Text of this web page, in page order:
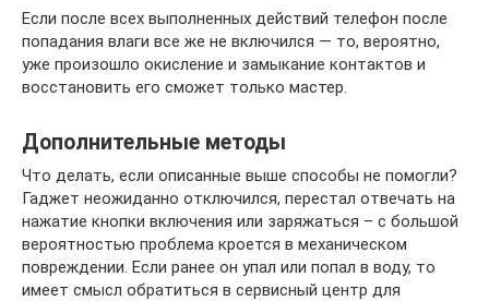
Если после всех выполненных действий телефон после
попадания влаги все же не включился — то, вероятно,
уже произошло окисление и замыкание контактов и
восстановить его сможет только мастер.
Дополнительные методы
Что делать, если описанные выше способы не помогли?
Гаджет неожиданно отключился, перестал отвечать на
нажатие кнопки включения или заряжаться – с большой
вероятностью проблема кроется в механическом
повреждении. Если ранее он упал или попал в воду, то
имеет смысл обратиться в сервисный центр для